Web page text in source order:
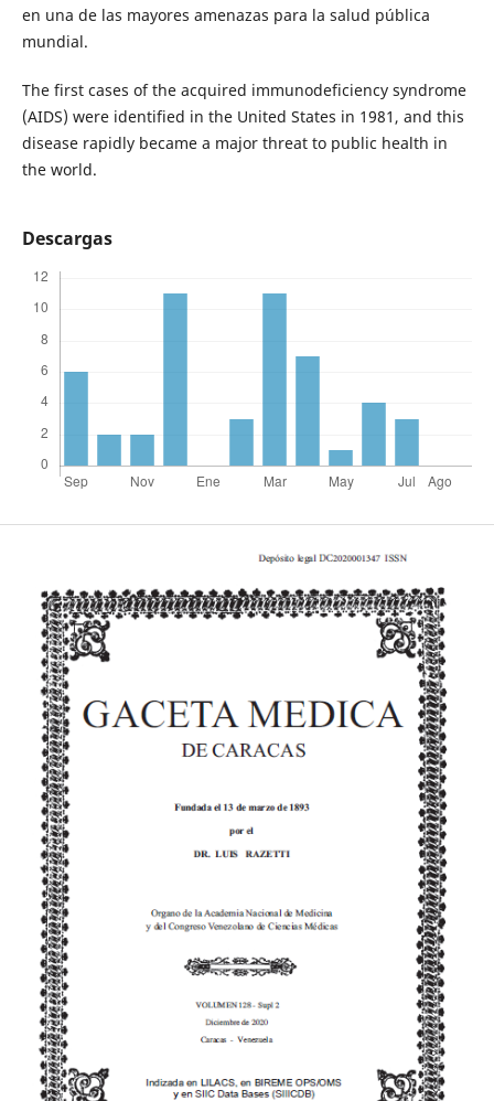
en una de las mayores amenazas para la salud pública
mundial.
The first cases of the acquired immunodeficiency syndrome
(AIDS) were identified in the United States in 1981, and this
disease rapidly became a major threat to public health in
the world.
Descargas